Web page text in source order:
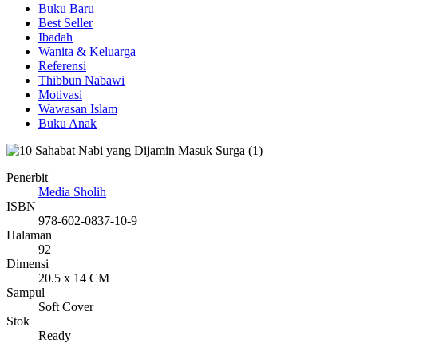
Buku Baru
Best Seller
Ibadah
Wanita & Keluarga
Referensi
Thibbun Nabawi
Motivasi
Wawasan Islam
Buku Anak
Penerbit
Media Sholih
ISBN
978-602-0837-10-9
Halaman
92
Dimensi
20.5 x 14 CM
Sampul
Soft Cover
Stok
Ready